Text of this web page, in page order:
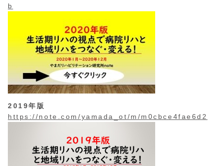
b
2019年版
https://note.com/yamada_ot/m/m0cbce4fae6d2